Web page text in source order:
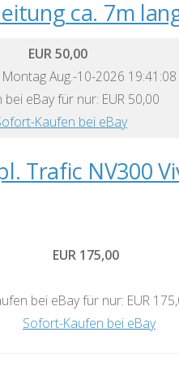
ca. 7m
EUR 50,00
Aug.-10-2026 19:41:08
bei eBay für nur: EUR 50,00
Kaufen bei eBay
Trafic NV300
EUR 175,00
bei eBay für nur: EUR
Sofort-Kaufen bei eBay